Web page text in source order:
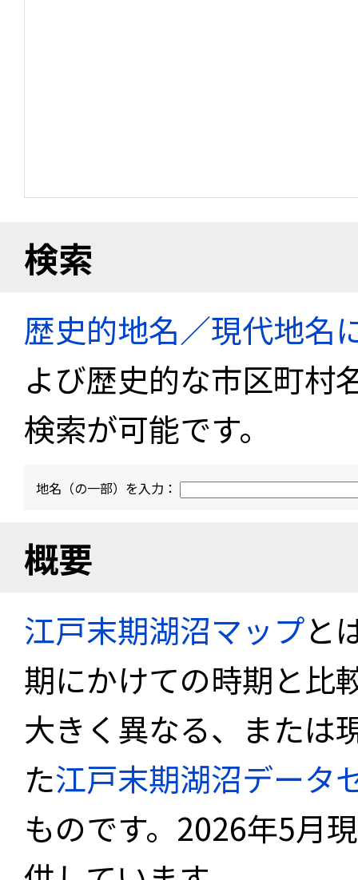
検索
歴史的地名／現代地名
よび歴史的な市区町村
検索が可能です。
地名（の一部）を入力：
概要
江戸末期湖沼マップと
期にかけての時期と比
大きく異なる、または
た江戸末期湖沼データ
ものです。2026年5月